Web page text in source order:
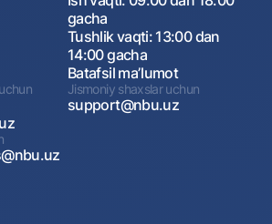
gacha
Tushlik vaqti: 13:00 dan
14:00 gacha
Batafsil maʼlumot
Jismoniy shaxslar uchun
support@nbu.uz